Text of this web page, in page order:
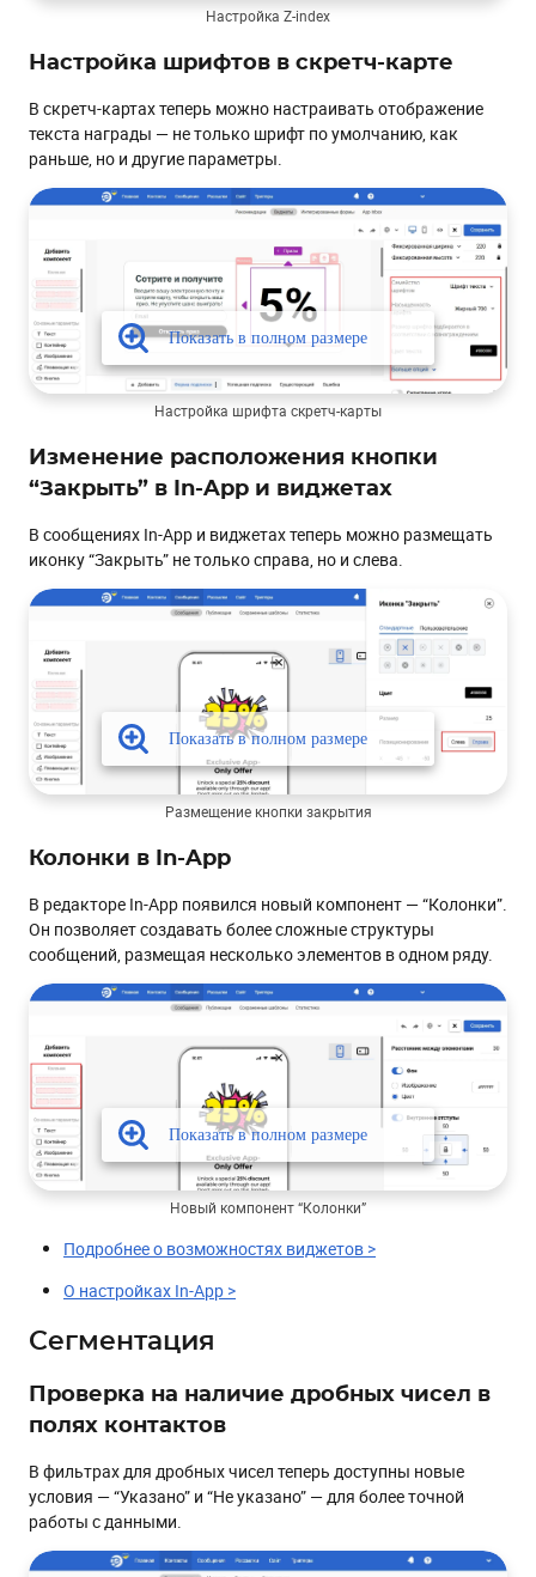
Настройка Z-index
Настройка шрифтов в скретч-карте
В скретч-картах теперь можно настраивать отображение
текста награды — не только шрифт по умолчанию, как
раньше, но и другие параметры.
Настройка шрифта скретч-карты
Изменение расположения кнопки
“Закрыть” в In-App и виджетах
В сообщениях In-App и виджетах теперь можно размещать
иконку “Закрыть” не только справа, но и слева.
Размещение кнопки закрытия
Колонки в In-App
В редакторе In-App появился новый компонент — “Колонки”.
Он позволяет создавать более сложные структуры
сообщений, размещая несколько элементов в одном ряду.
Новый компонент “Колонки”
Подробнее о возможностях виджетов >
О настройках In-App >
Сегментация
Проверка на наличие дробных чисел в
полях контактов
В фильтрах для дробных чисел теперь доступны новые
условия — “Указано” и “Не указано” — для более точной
работы с данными.